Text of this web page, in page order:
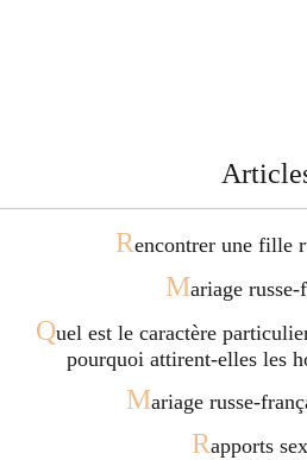
Rencontrer une fille
Mariage russe-
Quel est le caractère
pourquoi attirent-elles les
Mariage russe-
Rapports